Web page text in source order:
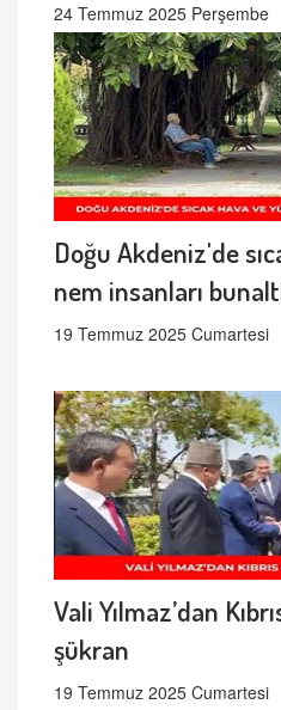
24 Temmuz 2025 Perşembe
Doğu Akdeniz'de
nem insanları
19 Temmuz 2025 Cumartesi
Vali Yılmaz’dan
şükran
19 Temmuz 2025 Cumartesi